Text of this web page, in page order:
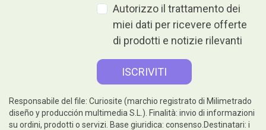
Autorizzo il trattamento dei
miei dati per ricevere offerte
di prodotti e notizie rilevanti
Responsabile del file: Curiosite (marchio registrato di Milimetrado
diseño y producción multimedia S.L.). Finalità: invio di informazioni
su ordini, prodotti o servizi. Base giuridica: consenso.Destinatari: i